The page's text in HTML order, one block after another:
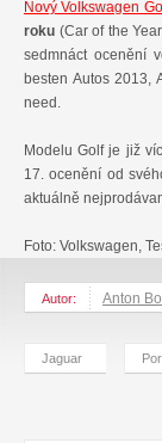
Nový Volkswagen
roku (Car of the
sedmnáct ocenění
besten Autos 2013,
need.
Modelu Golf je již
17. ocenění od
aktuálně
Foto: Volkswagen,
Autor: Anton
Jaguar